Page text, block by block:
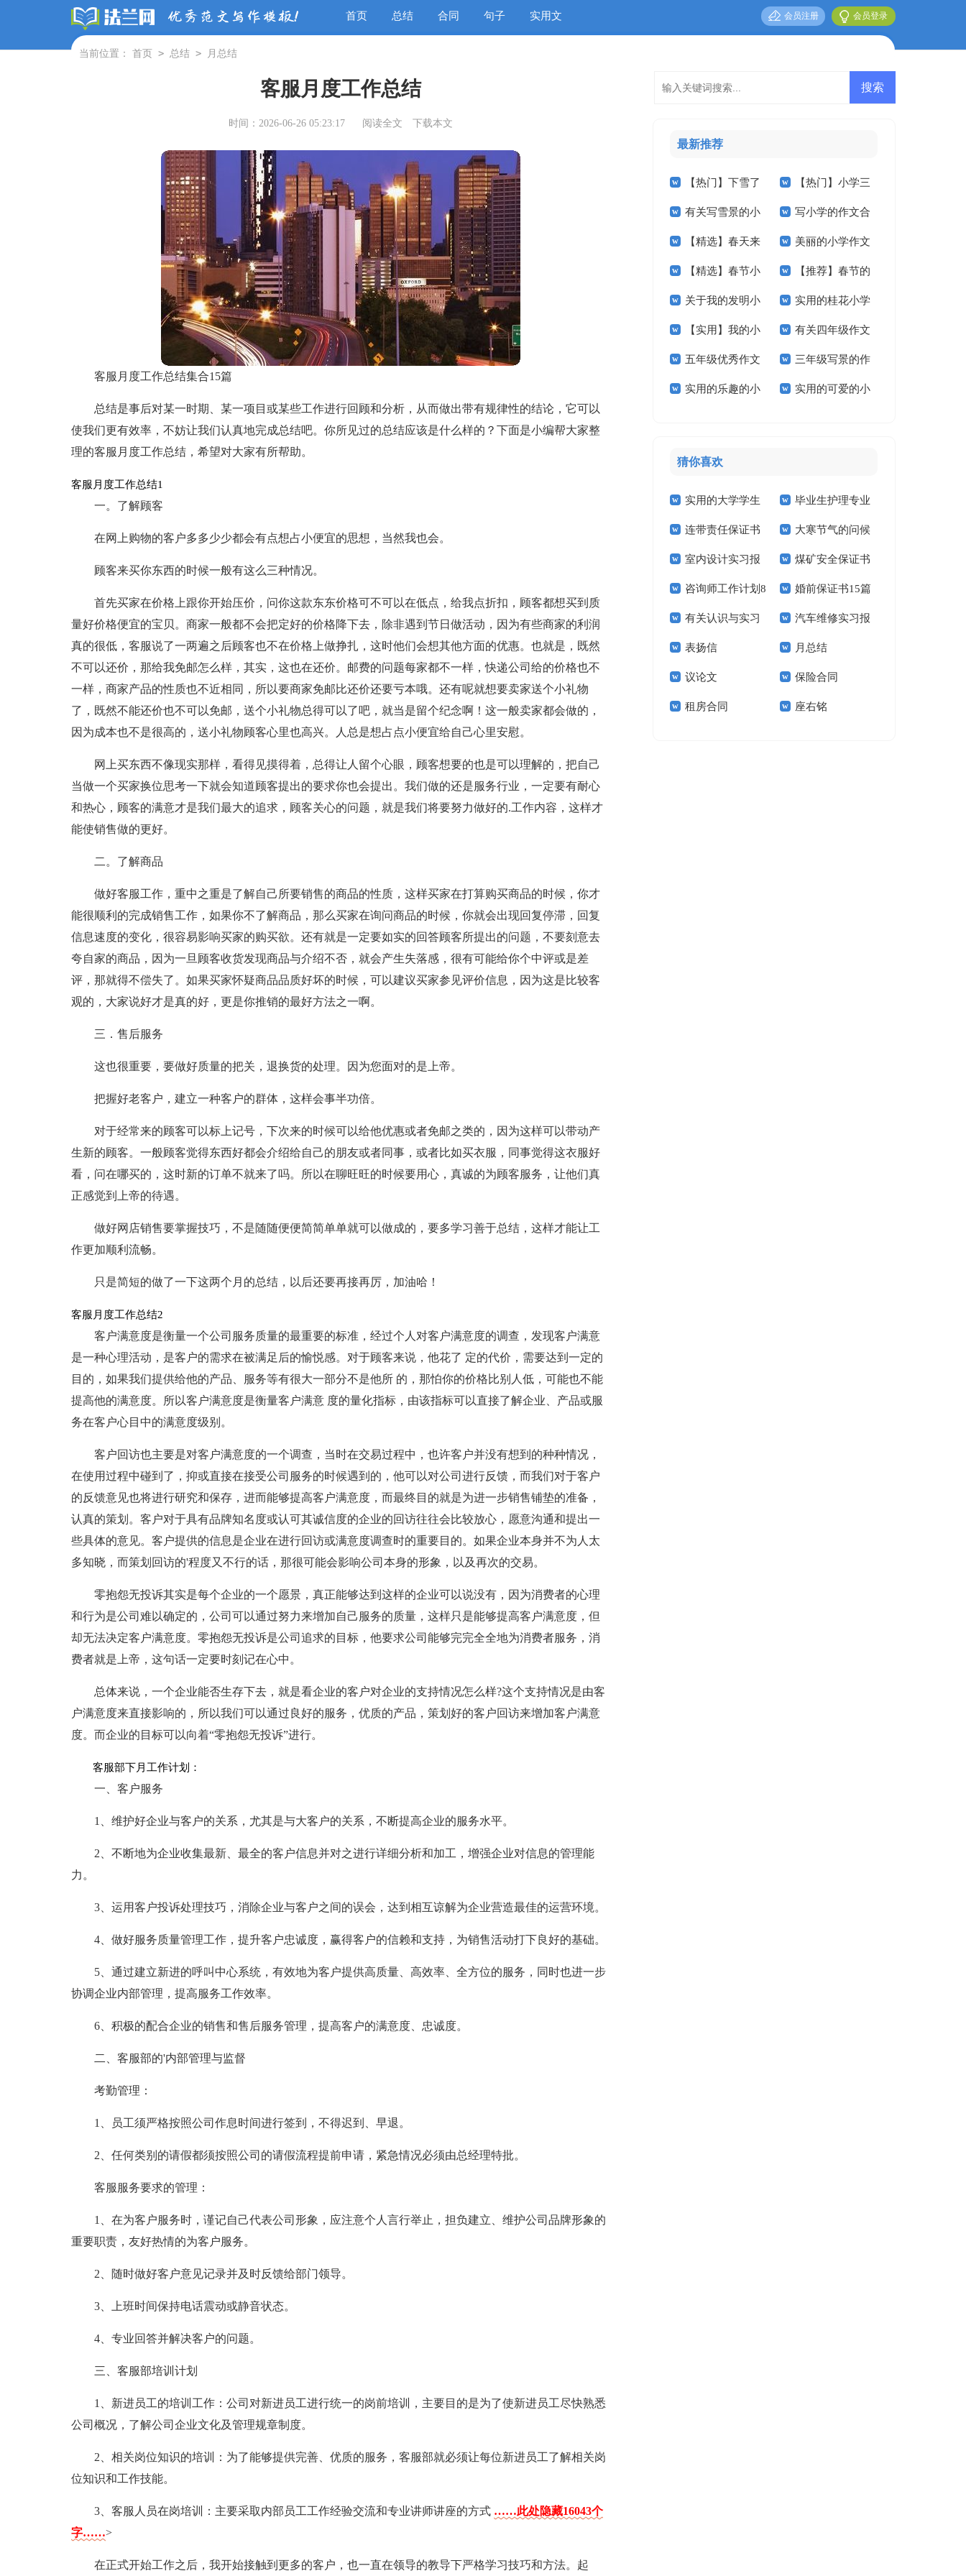
首页 总结 合同 句子 实用文 会员登录
会员注册
当前位置： 首页 > 总结 > 月总结
客服月度工作总结
时间：2026-06-26 05:23:17 阅读全文 下载本文
客服月度工作总结集合15篇
总结是事后对某一时期、某一项目或某些工作进行回顾和分析，从而做出带有规律性的结论，它可以
使我们更有效率，不妨让我们认真地完成总结吧。你所见过的总结应该是什么样的？下面是小编帮大家整
理的客服月度工作总结，希望对大家有所帮助。
客服月度工作总结1
一。了解顾客
在网上购物的客户多多少少都会有点想占小便宜的思想，当然我也会。
顾客来买你东西的时候一般有这么三种情况。
首先买家在价格上跟你开始压价，问你这款东东价格可不可以在低点，给我点折扣，顾客都想买到质
量好价格便宜的宝贝。商家一般都不会把定好的价格降下去，除非遇到节日做活动，因为有些商家的利润
真的很低，客服说了一两遍之后顾客也不在价格上做挣扎，这时他们会想其他方面的优惠。也就是，既然
不可以还价，那给我免邮怎么样，其实，这也在还价。邮费的问题每家都不一样，快递公司给的价格也不
一样，商家产品的性质也不近相同，所以要商家免邮比还价还要亏本哦。还有呢就想要卖家送个小礼物
了，既然不能还价也不可以免邮，送个小礼物总得可以了吧，就当是留个纪念啊！这一般卖家都会做的，
因为成本也不是很高的，送小礼物顾客心里也高兴。人总是想占点小便宜给自己心里安慰。
网上买东西不像现实那样，看得见摸得着，总得让人留个心眼，顾客想要的也是可以理解的，把自己
当做一个买家换位思考一下就会知道顾客提出的要求你也会提出。我们做的还是服务行业，一定要有耐心
和热心，顾客的满意才是我们最大的追求，顾客关心的问题，就是我们将要努力做好的.工作内容，这样才
能使销售做的更好。
二。了解商品
做好客服工作，重中之重是了解自己所要销售的商品的性质，这样买家在打算购买商品的时候，你才
能很顺利的完成销售工作，如果你不了解商品，那么买家在询问商品的时候，你就会出现回复停滞，回复
信息速度的变化，很容易影响买家的购买欲。还有就是一定要如实的回答顾客所提出的问题，不要刻意去
夸自家的商品，因为一旦顾客收货发现商品与介绍不否，就会产生失落感，很有可能给你个中评或是差
评，那就得不偿失了。如果买家怀疑商品品质好坏的时候，可以建议买家参见评价信息，因为这是比较客
观的，大家说好才是真的好，更是你推销的最好方法之一啊。
三．售后服务
这也很重要，要做好质量的把关，退换货的处理。因为您面对的是上帝。
把握好老客户，建立一种客户的群体，这样会事半功倍。
对于经常来的顾客可以标上记号，下次来的时候可以给他优惠或者免邮之类的，因为这样可以带动产
生新的顾客。一般顾客觉得东西好都会介绍给自己的朋友或者同事，或者比如买衣服，同事觉得这衣服好
看，问在哪买的，这时新的订单不就来了吗。所以在聊旺旺的时候要用心，真诚的为顾客服务，让他们真
正感觉到上帝的待遇。
做好网店销售要掌握技巧，不是随随便便简简单单就可以做成的，要多学习善于总结，这样才能让工
作更加顺利流畅。
只是简短的做了一下这两个月的总结，以后还要再接再厉，加油哈！
客服月度工作总结2
客户满意度是衡量一个公司服务质量的最重要的标准，经过个人对客户满意度的调查，发现客户满意
是一种心理活动，是客户的需求在被满足后的愉悦感。对于顾客来说，他花了 定的代价，需要达到一定的
目的，如果我们提供给他的产品、服务等有很大一部分不是他所 的，那怕你的价格比别人低，可能也不能
提高他的满意度。所以客户满意度是衡量客户满意 度的量化指标，由该指标可以直接了解企业、产品或服
务在客户心目中的满意度级别。
客户回访也主要是对客户满意度的一个调查，当时在交易过程中，也许客户并没有想到的种种情况，
在使用过程中碰到了，抑或直接在接受公司服务的时候遇到的，他可以对公司进行反馈，而我们对于客户
的反馈意见也将进行研究和保存，进而能够提高客户满意度，而最终目的就是为进一步销售铺垫的准备，
认真的策划。客户对于具有品牌知名度或认可其诚信度的企业的回访往往会比较放心，愿意沟通和提出一
些具体的意见。客户提供的信息是企业在进行回访或满意度调查时的重要目的。如果企业本身并不为人太
多知晓，而策划回访的'程度又不行的话，那很可能会影响公司本身的形象，以及再次的交易。
零抱怨无投诉其实是每个企业的一个愿景，真正能够达到这样的企业可以说没有，因为消费者的心理
和行为是公司难以确定的，公司可以通过努力来增加自己服务的质量，这样只是能够提高客户满意度，但
却无法决定客户满意度。零抱怨无投诉是公司追求的目标，他要求公司能够完完全全地为消费者服务，消
费者就是上帝，这句话一定要时刻记在心中。
总体来说，一个企业能否生存下去，就是看企业的客户对企业的支持情况怎么样?这个支持情况是由客
户满意度来直接影响的，所以我们可以通过良好的服务，优质的产品，策划好的客户回访来增加客户满意
度。而企业的目标可以向着“零抱怨无投诉”进行。
客服部下月工作计划：
一、客户服务
1、维护好企业与客户的关系，尤其是与大客户的关系，不断提高企业的服务水平。
2、不断地为企业收集最新、最全的客户信息并对之进行详细分析和加工，增强企业对信息的管理能
力。
3、运用客户投诉处理技巧，消除企业与客户之间的误会，达到相互谅解为企业营造最佳的运营环境。
4、做好服务质量管理工作，提升客户忠诚度，赢得客户的信赖和支持，为销售活动打下良好的基础。
5、通过建立新进的呼叫中心系统，有效地为客户提供高质量、高效率、全方位的服务，同时也进一步
协调企业内部管理，提高服务工作效率。
6、积极的配合企业的销售和售后服务管理，提高客户的满意度、忠诚度。
二、客服部的'内部管理与监督
考勤管理：
1、员工须严格按照公司作息时间进行签到，不得迟到、早退。
2、任何类别的请假都须按照公司的请假流程提前申请，紧急情况必须由总经理特批。
客服服务要求的管理：
1、在为客户服务时，谨记自己代表公司形象，应注意个人言行举止，担负建立、维护公司品牌形象的
重要职责，友好热情的为客户服务。
2、随时做好客户意见记录并及时反馈给部门领导。
3、上班时间保持电话震动或静音状态。
4、专业回答并解决客户的问题。
三、客服部培训计划
1、新进员工的培训工作：公司对新进员工进行统一的岗前培训，主要目的是为了使新进员工尽快熟悉
公司概况，了解公司企业文化及管理规章制度。
2、相关岗位知识的培训：为了能够提供完善、优质的服务，客服部就必须让每位新进员工了解相关岗
位知识和工作技能。
3、客服人员在岗培训：主要采取内部员工工作经验交流和专业讲师讲座的方式 ……此处隐藏16043个
字……>
在正式开始工作之后，我开始接触到更多的客户，也一直在领导的教导下严格学习技巧和方法。起
最新推荐
【热门】下雪了
小学作文三篇
【热门】小学三
年级作文3篇
有关写雪景的小
学作文5篇
写小学的作文合
集5篇
【精选】春天来
了小学作文合集九篇
美丽的小学作文
汇编九篇
【精选】春节小
学作文汇编7篇
【推荐】春节的
小学作文三篇
关于我的发明小
学作文三篇
实用的桂花小学
作文4篇
【实用】我的小
学作文3篇
有关四年级作文
300字5篇
五年级优秀作文
汇总五篇
三年级写景的作
文
实用的乐趣的小 实用的可爱的小
猜你喜欢
实用的大学学生
实习报告范文锦集六
篇
毕业生护理专业
求职信精选15篇
连带责任保证书 大寒节气的问候
祝福语
室内设计实习报
告汇编15篇
煤矿安全保证书
(15篇)
咨询师工作计划8
篇
婚前保证书15篇
有关认识与实习
报告模板集锦十篇
汽车维修实习报
告(汇编15篇)
表扬信 月总结
议论文 保险合同
租房合同 座右铭